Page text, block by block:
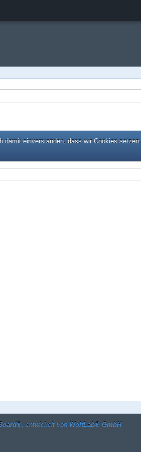
damit einverstanden, dass wir Cookies setzen.
, entwickelt von WoltLab® GmbH